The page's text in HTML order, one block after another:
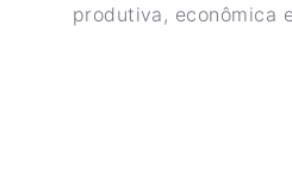
produtiva, econômica